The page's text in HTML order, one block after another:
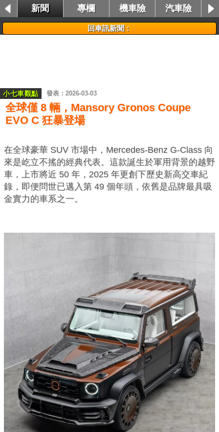
新聞 專欄 機車險
汽車險
租車險
回車訊新聞：
小七車觀點 2026-03-03
全球僅 8 輛，Mansory Gronos Coupe
EVO C 狂暴登場
在全球豪華 SUV 市場中，Mercedes-Benz G-Class 向
來是屹立不搖的經典代表。這款誕生於軍用背景的越野
車，上市將近 50 年，2025 年更創下歷史新高交車紀
錄，即便問世已邁入第 49 個年頭，依舊是品牌最具吸
金實力的車系之一。